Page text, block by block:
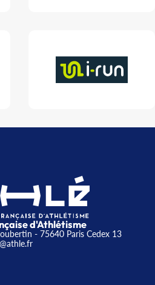
d'Athlétisme
- 75640 Paris Cedex 13